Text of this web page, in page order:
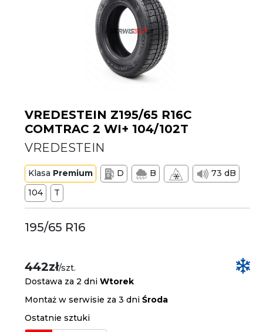
VREDESTEIN Z195/65 R16C
COMTRAC 2 WI+ 104/102T
VREDESTEIN
Klasa Premium D B
73 dB
104
T
195/65 R16
442zł/szt.
Dostawa za 2 dniWtorek
Montaż w serwisie za 3 dniŚroda
Ostatnie sztuki